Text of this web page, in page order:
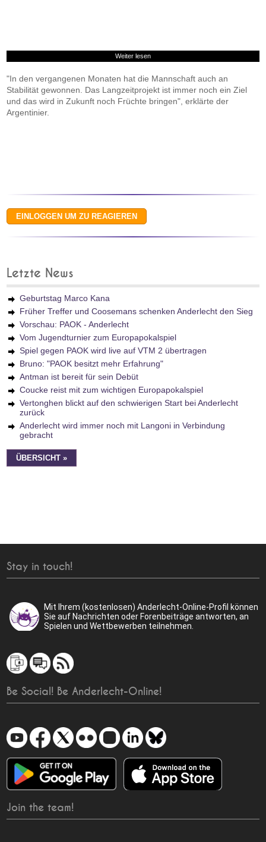
Weiter lesen
"In den vergangenen Monaten hat die Mannschaft auch an
Stabilität gewonnen. Das Langzeitprojekt ist immer noch ein Ziel
und das wird in Zukunft noch Früchte bringen", erklärte der
Argentinier.
Letzte News
Geburtstag Marco Kana
Früher Treffer und Coosemans schenken Anderlecht den Sieg
Vorschau: PAOK - Anderlecht
Vom Jugendturnier zum Europapokalspiel
Spiel gegen PAOK wird live auf VTM 2 übertragen
Bruno: "PAOK besitzt mehr Erfahrung"
Antman ist bereit für sein Debüt
Coucke reist mit zum wichtigen Europapokalspiel
Vertonghen blickt auf den schwierigen Start bei Anderlecht
zurück
Anderlecht wird immer noch mit Langoni in Verbindung
gebracht
ÜBERSICHT »
Stay in touch!
Mit Ihrem (kostenlosen) Anderlecht-Online-Profil können
Sie auf Nachrichten oder Forenbeiträge antworten, an
Spielen und Wettbewerben teilnehmen.
Be Social! Be Anderlecht-Online!
Join the team!